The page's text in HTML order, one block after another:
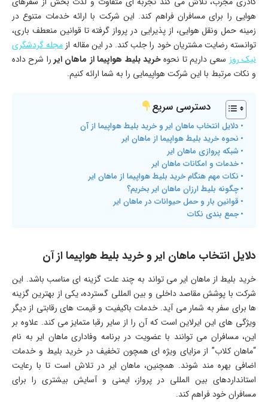
هوایی را برای مسافران فراهم کند. این شرکت با ارائه خدمات متنوع در
زمینه حمل ونقل هوایی، از پذیرایی در پرواز گرفته تا قوانین منعطف باری،
توانسته رضایت مشتریان خود را جلب کند. در این مقاله ازمجله گردشگری
نیک روز سعی داریم تا نحوهخرید بلیط هواپیما از ماهان ایررا شرح داده
و نکات مرتبط با این شرکت هواپیمایی را به شما ارائه کنیم.
دسترسی سریع
دلایل انتخاب ماهان ایر و خرید بلیط هواپیما از آن
نحوه خرید بلیط هواپیما از ماهان ایر
شبکه پروازی ماهان ایر
خدمات و امکانات ماهان ایر
نکات مهم هنگام خرید بلیط هواپیما از ماهان ایر
چگونه بلیط ارزان ماهان ایر بخریم؟
قوانین بار و حمل حیوانات در ماهان ایر
جمع بندی نکات
دلایل انتخاب ماهان ایر و خرید بلیط هواپیما از آن
خرید بلیط از ماهان ایر می تواند به چند علت گزینه ای مناسب باشد. این
شرکت با پوشش مقاصد داخلی و بین المللی گسترده، یکی از بهترین گزینه
ها برای سفر به شمار می آید. خدمات باکیفیت و قیمت های رقابتی از دیگر
ویژگی های این ایرلاین است که آن را از سایر رقبا متمایز می کند. علاوه بر
این، مسافران می توانند با عضویت در برنامه وفاداری ماهان ایر به نام
“ماهان کلاب” از مزایای ویژه ای همچون تخفیف در خرید بلیط و خدمات
اضافی بهره مند شوند. همچنین، ماهان ایر در تلاش است تا با رعایت
استانداردهای بین المللی در پرواز، ایمنی و آسایش بیشتری را برای
مسافران خود فراهم کند.